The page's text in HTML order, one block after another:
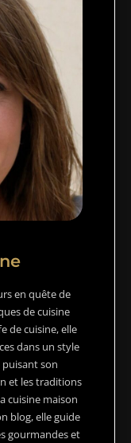
en quête de
de cuisine
de cuisine, elle
dans un style
puisant son
et les traditions
cuisine maison
blog, elle guide
gourmandes et